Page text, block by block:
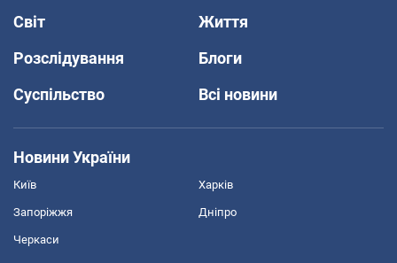
Світ
Життя
Розслідування
Блоги
Суспільство
Всі новини
Новини України
Київ Харків
Запоріжжя Дніпро
Черкаси